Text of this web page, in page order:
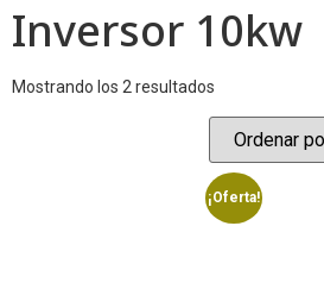
Inversor 10kw
Mostrando los 2 resultados
¡Oferta!